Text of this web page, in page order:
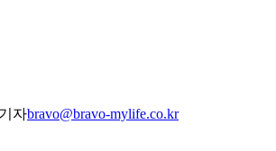
자bravo@bravo-mylife.co.kr